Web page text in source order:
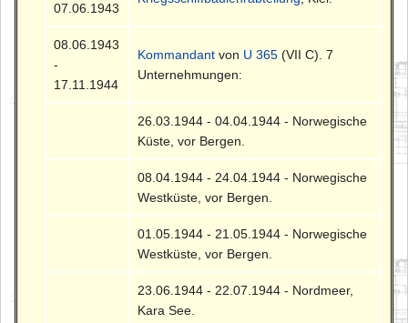
07.06.1943
08.06.1943
-
17.11.1944
Kommandant von U 365 (VII C). 7
Unternehmungen:
26.03.1944 - 04.04.1944 - Norwegische
Küste, vor Bergen.
08.04.1944 - 24.04.1944 - Norwegische
Westküste, vor Bergen.
01.05.1944 - 21.05.1944 - Norwegische
Westküste, vor Bergen.
23.06.1944 - 22.07.1944 - Nordmeer,
Kara See.